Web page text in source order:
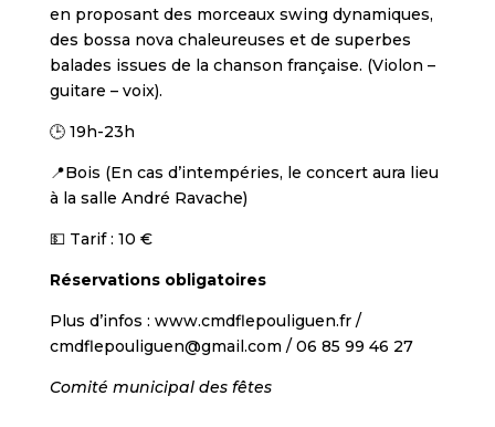
en proposant des morceaux swing dynamiques,
des bossa nova chaleureuses et de superbes
balades issues de la chanson française. (Violon –
guitare – voix).
🕒 19h-23h
📍Bois (En cas d’intempéries, le concert aura lieu
à la salle André Ravache)
💵 Tarif : 10 €
Réservations obligatoires
Plus d’infos : www.cmdflepouliguen.fr /
cmdflepouliguen@gmail.com / 06 85 99 46 27
Comité municipal des fêtes